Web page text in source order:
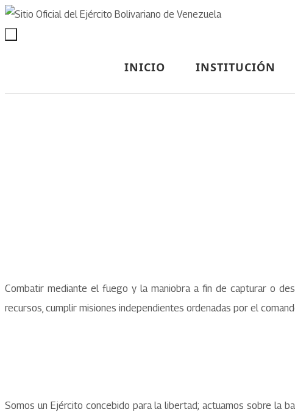
INICIO INSTITUCIÓN
Combatir mediante el fuego y la maniobra a fin de capturar o
recursos, cumplir misiones independientes ordenadas por el
Somos un Ejército concebido para la libertad; actuamos sobre la